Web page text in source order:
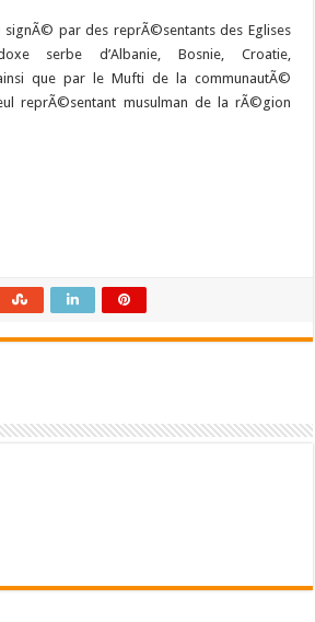
par des reprÃ©sentants des Eglises
serbe d’Albanie, Bosnie, Croatie,
que par le Mufti de la communautÃ©
reprÃ©sentant musulman de la rÃ©gion